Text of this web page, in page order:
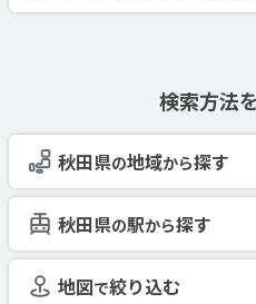
検索方法
秋田県の地域から探す
秋田県の駅から探す
地図で絞り込む